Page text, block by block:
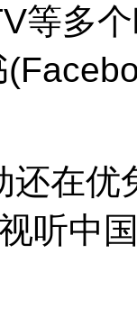
等多
还在
听中